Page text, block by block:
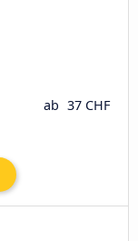
ab 37 CHF